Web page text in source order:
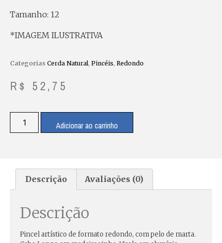
Tamanho: 12
*IMAGEM ILUSTRATIVA
Categorias Cerda Natural, Pincéis, Redondo
R$ 52,75
Adicionar ao carrinho
Descrição Avaliações (0)
Descrição
Pincel artístico de formato redondo, com pelo de marta.